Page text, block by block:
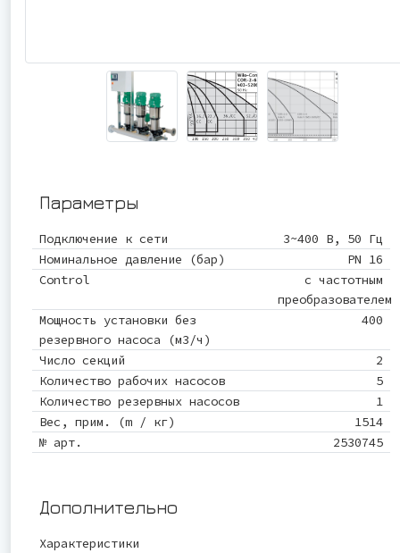
Параметры
Подключение к сети
3~400 В, 50 Гц
Номинальное давление (бар)
PN 16
Control
с частотным
преобразователем
Мощность установки без
резервного наcоса (м3/ч)
400
Число секций
2
Количество рабочих насосов
5
Количество резервных насосов
1
Вес, прим. (m / кг)
1514
№ арт.
2530745
Дополнительно
Характеристики